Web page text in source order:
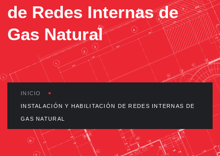
de Redes Internas de
Gas Natural
INICIO
INSTALACIÓN Y HABILITACIÓN DE REDES INTERNAS DE
GAS NATURAL